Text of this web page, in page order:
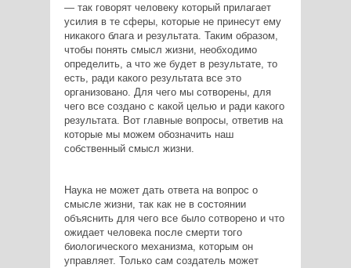
— так говорят человеку который прилагает
усилия в те сферы, которые не принесут ему
никакого блага и результата. Таким образом,
чтобы понять смысл жизни, необходимо
определить, а что же будет в результате, то
есть, ради какого результата все это
организовано. Для чего мы сотворены, для
чего все создано с какой целью и ради какого
результата. Вот главные вопросы, ответив на
которые мы можем обозначить наш
собственный смысл жизни.
Наука не может дать ответа на вопрос о
смысле жизни, так как не в состоянии
объяснить для чего все было сотворено и что
ожидает человека после смерти того
биологического механизма, которым он
управляет. Только сам создатель может